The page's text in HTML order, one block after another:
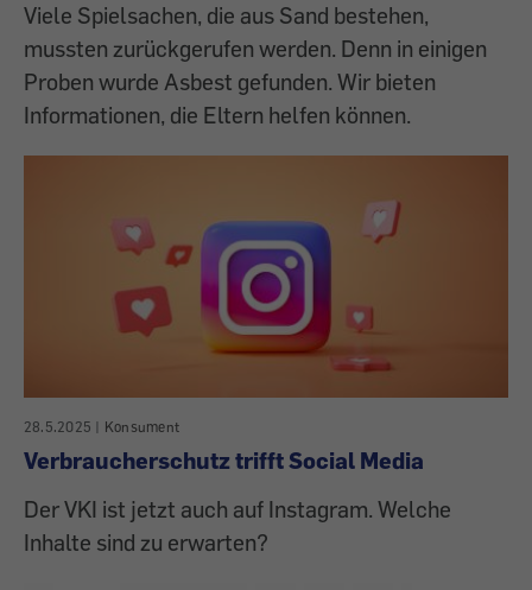
Viele Spielsachen, die aus Sand bestehen,
mussten zurückgerufen werden. Denn in einigen
Proben wurde Asbest gefunden. Wir bieten
Informationen, die Eltern helfen können.
28.5.2025 | Konsument
Verbraucherschutz trifft Social Media
Der VKI ist jetzt auch auf Instagram. Welche
Inhalte sind zu erwarten?